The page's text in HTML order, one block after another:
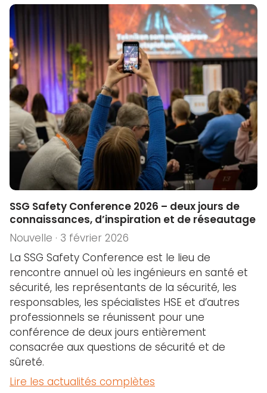
SSG Safety Conference 2026 – deux jours de
connaissances, d’inspiration et de réseautage
Nouvelle · 3 février 2026
La SSG Safety Conference est le lieu de
rencontre annuel où les ingénieurs en santé et
sécurité, les représentants de la sécurité, les
responsables, les spécialistes HSE et d’autres
professionnels se réunissent pour une
conférence de deux jours entièrement
consacrée aux questions de sécurité et de
sûreté.
Lire les actualités complètes